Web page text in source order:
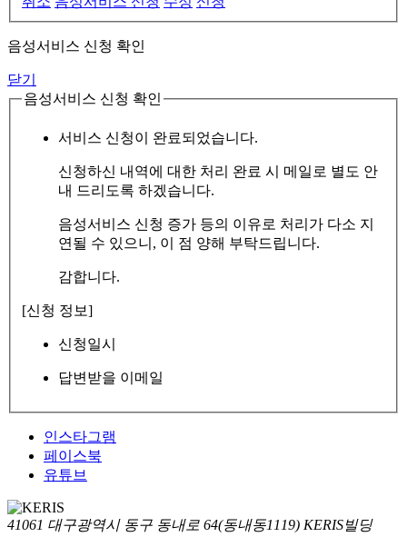
음성서비스 신청 확인
닫기
음성서비스 신청 확인
서비스 신청이 완료되었습니다.
신청하신 내역에 대한 처리 완료 시 메일로 별도 안
내 드리도록 하겠습니다.
음성서비스 신청 증가 등의 이유로 처리가 다소 지
연될 수 있으니, 이 점 양해 부탁드립니다.
감합니다.
[신청 정보]
신청일시
답변받을 이메일
인스타그램
페이스북
유튜브
41061 대구광역시 동구 동내로 64(동내동1119) KERIS빌딩